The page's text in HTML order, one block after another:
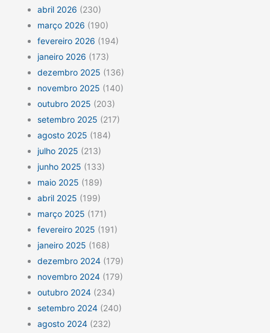
abril 2026 (230)
março 2026 (190)
fevereiro 2026 (194)
janeiro 2026 (173)
dezembro 2025 (136)
novembro 2025 (140)
outubro 2025 (203)
setembro 2025 (217)
agosto 2025 (184)
julho 2025 (213)
junho 2025 (133)
maio 2025 (189)
abril 2025 (199)
março 2025 (171)
fevereiro 2025 (191)
janeiro 2025 (168)
dezembro 2024 (179)
novembro 2024 (179)
outubro 2024 (234)
setembro 2024 (240)
agosto 2024 (232)